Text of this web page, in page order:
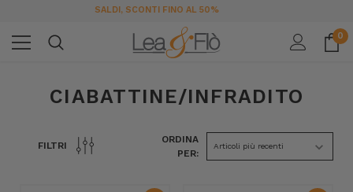
SPEDIZIONE GRATUITA DA 189€ IN ITALIA
0
CIABATTINE/INFRADITO
FILTRI
ORDINA
PER: